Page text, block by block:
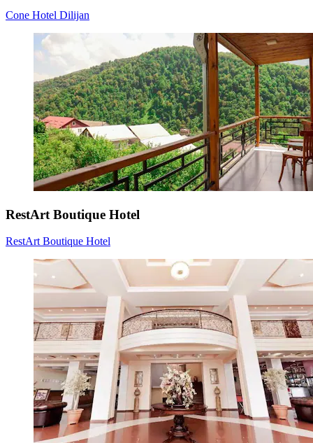
Cone Hotel Dilijan
RestArt Boutique Hotel
RestArt Boutique Hotel